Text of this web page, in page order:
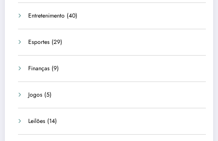
Entretenimento (40)
Esportes (29)
Finanças (9)
Jogos (5)
Leilões (14)